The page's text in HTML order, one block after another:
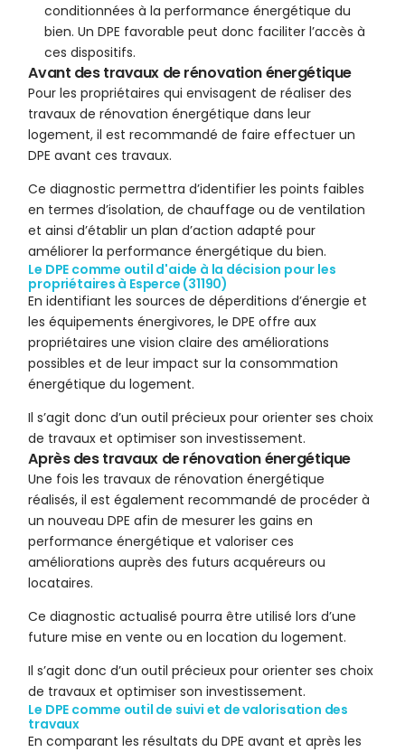
conditionnées à la performance énergétique du
bien. Un DPE favorable peut donc faciliter l’accès à
ces dispositifs.
Avant des travaux de rénovation énergétique
Pour les propriétaires qui envisagent de réaliser des
travaux de rénovation énergétique dans leur
logement, il est recommandé de faire effectuer un
DPE avant ces travaux.
Ce diagnostic permettra d’identifier les points faibles
en termes d’isolation, de chauffage ou de ventilation
et ainsi d’établir un plan d’action adapté pour
améliorer la performance énergétique du bien.
Le DPE comme outil d'aide à la décision pour les
propriétaires à Esperce (31190)
En identifiant les sources de déperditions d’énergie et
les équipements énergivores, le DPE offre aux
propriétaires une vision claire des améliorations
possibles et de leur impact sur la consommation
énergétique du logement.
Il s’agit donc d’un outil précieux pour orienter ses choix
de travaux et optimiser son investissement.
Après des travaux de rénovation énergétique
Une fois les travaux de rénovation énergétique
réalisés, il est également recommandé de procéder à
un nouveau DPE afin de mesurer les gains en
performance énergétique et valoriser ces
améliorations auprès des futurs acquéreurs ou
locataires.
Ce diagnostic actualisé pourra être utilisé lors d’une
future mise en vente ou en location du logement.
Il s’agit donc d’un outil précieux pour orienter ses choix
de travaux et optimiser son investissement.
Le DPE comme outil de suivi et de valorisation des
travaux
En comparant les résultats du DPE avant et après les